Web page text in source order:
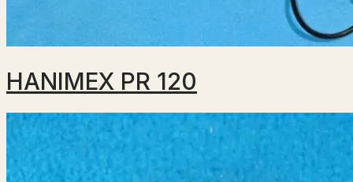
HANIMEX PR 120